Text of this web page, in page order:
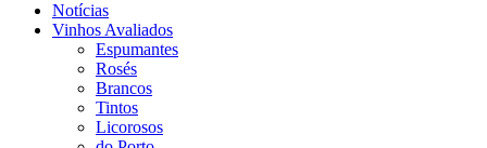
Notícias
Vinhos Avaliados
Espumantes
Rosés
Brancos
Tintos
Licorosos